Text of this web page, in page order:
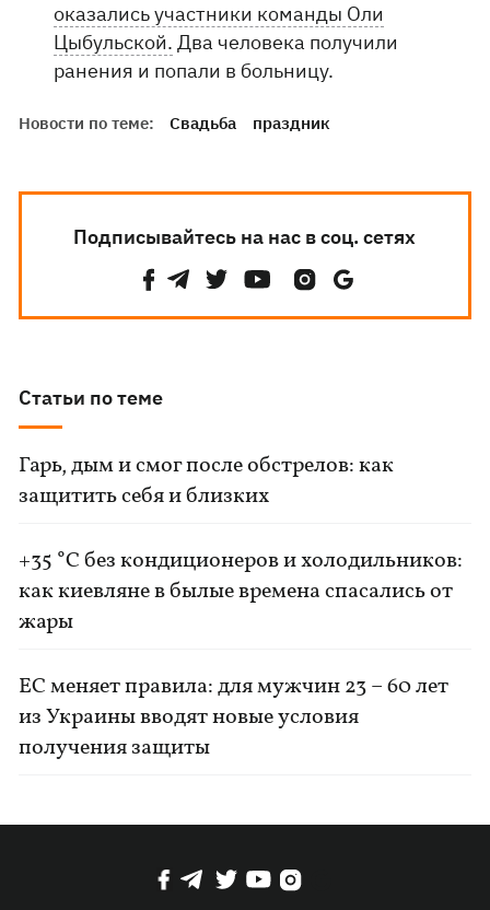
оказались участники команды Оли
Цыбульской. Два человека получили
ранения и попали в больницу.
Новости по теме: Свадьба праздник
Подписывайтесь на нас в соц. сетях
Статьи по теме
Гарь, дым и смог после обстрелов: как
защитить себя и близких
+35 °C без кондиционеров и холодильников:
как киевляне в былые времена спасались от
жары
ЕС меняет правила: для мужчин 23 – 60 лет
из Украины вводят новые условия
получения защиты